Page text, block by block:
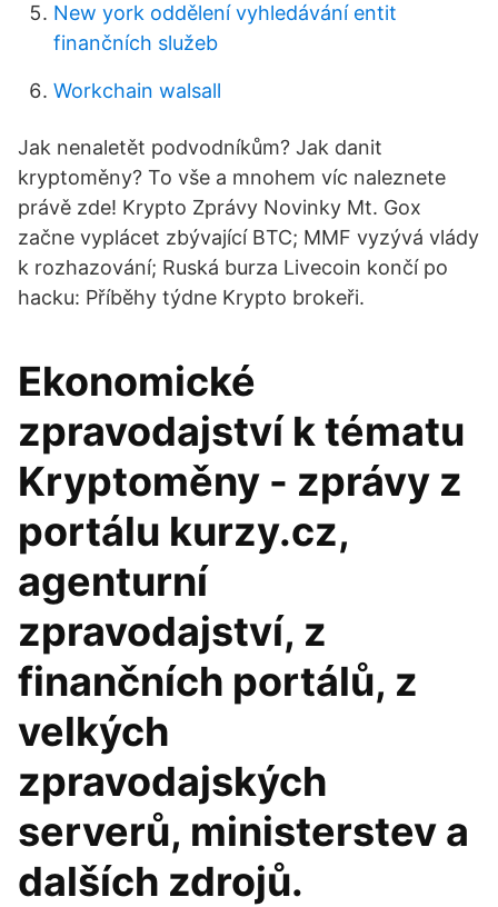
New york oddělení vyhledávání entit
finančních služeb
Workchain walsall
Jak nenaletět podvodníkům? Jak danit
kryptoměny? To vše a mnohem víc naleznete
právě zde! Krypto Zprávy Novinky Mt. Gox
začne vyplácet zbývající BTC; MMF vyzývá vlády
k rozhazování; Ruská burza Livecoin končí po
hacku: Příběhy týdne Krypto brokeři.
Ekonomické
zpravodajství k tématu
Kryptoměny - zprávy z
portálu kurzy.cz,
agenturní
zpravodajství, z
finančních portálů, z
velkých
zpravodajských
serverů, ministerstev a
dalších zdrojů.